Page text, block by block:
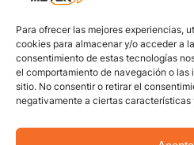
Para ofrecer las mejores experiencias,
cookies para almacenar y/o acceder a
consentimiento de estas tecnologías
el comportamiento de navegación o
sitio. No consentir o retirar el
negativamente a ciertas características
Políticas de
Política de